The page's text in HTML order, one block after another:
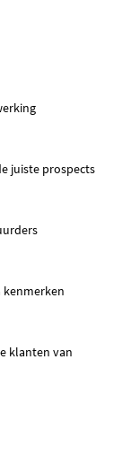
juiste prospects
kenmerken
klanten van